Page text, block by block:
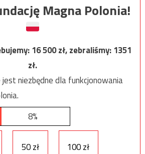
Magna Polonia!
16 500zł, zebraliśmy:1351
zł.
niezbędne dla funkcjonowania
8%
50 zł 100 zł